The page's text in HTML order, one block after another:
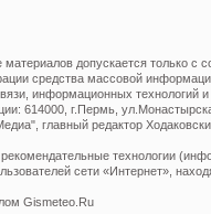
допускается только с
средства массовой
информационных технологий
614000, г.Пермь,
главный редактор
технологии
сети «Интернет»,
Gismeteo.Ru